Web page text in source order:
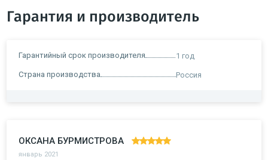
Гарантия и производитель
Гарантийный срок производителя 1 год
Страна производства Россия
ОКСАНА БУРМИСТРОВА
январь 2021